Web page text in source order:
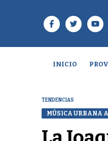
INICIO
TENDENCIAS
MÚSICA URBANA